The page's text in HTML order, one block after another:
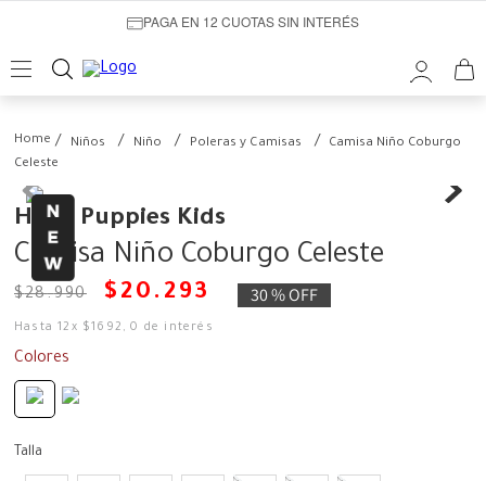
PAGA EN 12 CUOTAS SIN INTERÉS
Niños Niño Poleras y Camisas
Camisa Niño Coburgo
Celeste
Hush Puppies Kids
Camisa Niño Coburgo Celeste
$28.990 $ 20 . 293 30 %OFF
Hasta12 x $1692 ,0 de interés
Colores
Talla